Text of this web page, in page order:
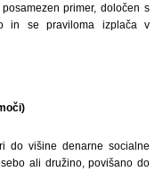
primer, določen s
in se praviloma izplača v
do višine denarne socialne
ali družino, povišano do